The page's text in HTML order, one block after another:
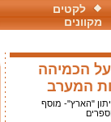
לקטים
מקוונים
הכמיהה
המערב
"הארץ"- מוסף